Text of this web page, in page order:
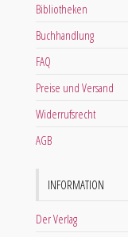
Bibliotheken
Buchhandlung
FAQ
Preise und Versand
Widerrufsrecht
AGB
INFORMATION
Der Verlag